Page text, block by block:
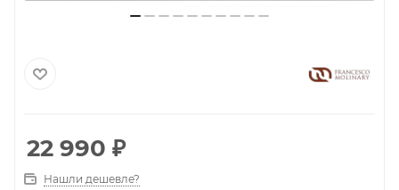
22 990 ₽
Нашли дешевле?